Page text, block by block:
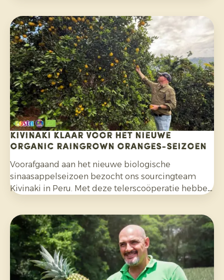
gerechten. Daarnaast kiezen consumenten
bewuster voor citrusfruit dat zonder synthetische
pesticiden is geteeld en na de oogst niet met
fungiciden is behandeld.
Kivinaki klaar voor het nieuwe
Organic Raingrown Oranges-seizoen
Voorafgaand aan het nieuwe biologische
sinaasappelseizoen bezocht ons sourcingteam
Kivinaki in Peru. Met deze telerscoöperatie hebben
exportprogramma opgebouwd. Tijdens het bezoek
bereidden we samen de komende maanden voor.